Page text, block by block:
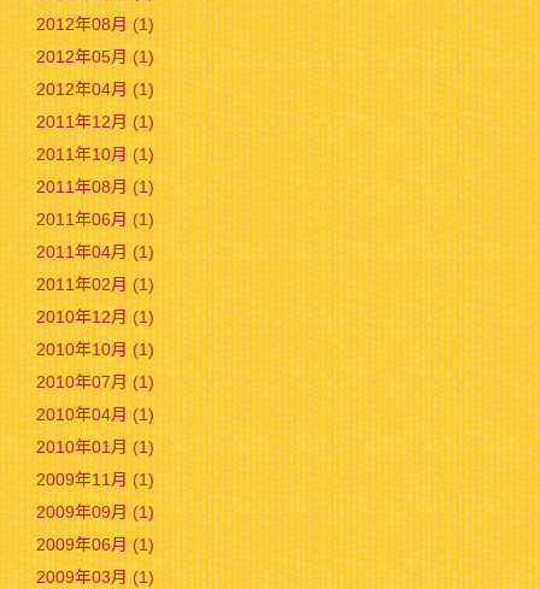
2012年08月 (1)
2012年05月 (1)
2012年04月 (1)
2011年12月 (1)
2011年10月 (1)
2011年08月 (1)
2011年06月 (1)
2011年04月 (1)
2011年02月 (1)
2010年12月 (1)
2010年10月 (1)
2010年07月 (1)
2010年04月 (1)
2010年01月 (1)
2009年11月 (1)
2009年09月 (1)
2009年06月 (1)
2009年03月 (1)